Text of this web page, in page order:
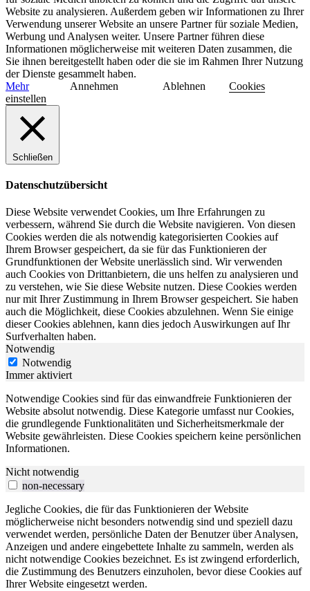
Website zu analysieren. Außerdem geben wir Informationen zu Ihrer
Verwendung unserer Website an unsere Partner für soziale Medien,
Werbung und Analysen weiter. Unsere Partner führen diese
Informationen möglicherweise mit weiteren Daten zusammen, die
Sie ihnen bereitgestellt haben oder die sie im Rahmen Ihrer Nutzung
der Dienste gesammelt haben.
Mehr
Annehmen Ablehnen
Cookies
einstellen
Schließen
Datenschutzübersicht
Diese Website verwendet Cookies, um Ihre Erfahrungen zu
verbessern, während Sie durch die Website navigieren. Von diesen
Cookies werden die als notwendig kategorisierten Cookies auf
Ihrem Browser gespeichert, da sie für das Funktionieren der
Grundfunktionen der Website unerlässlich sind. Wir verwenden
auch Cookies von Drittanbietern, die uns helfen zu analysieren und
zu verstehen, wie Sie diese Website nutzen. Diese Cookies werden
nur mit Ihrer Zustimmung in Ihrem Browser gespeichert. Sie haben
auch die Möglichkeit, diese Cookies abzulehnen. Wenn Sie einige
dieser Cookies ablehnen, kann dies jedoch Auswirkungen auf Ihr
Surfverhalten haben.
Notwendig
Notwendig
Immer aktiviert
Notwendige Cookies sind für das einwandfreie Funktionieren der
Website absolut notwendig. Diese Kategorie umfasst nur Cookies,
die grundlegende Funktionalitäten und Sicherheitsmerkmale der
Website gewährleisten. Diese Cookies speichern keine persönlichen
Informationen.
Nicht notwendig
non-necessary
Jegliche Cookies, die für das Funktionieren der Website
möglicherweise nicht besonders notwendig sind und speziell dazu
verwendet werden, persönliche Daten der Benutzer über Analysen,
Anzeigen und andere eingebettete Inhalte zu sammeln, werden als
nicht notwendige Cookies bezeichnet. Es ist zwingend erforderlich,
die Zustimmung des Benutzers einzuholen, bevor diese Cookies auf
Ihrer Website eingesetzt werden.